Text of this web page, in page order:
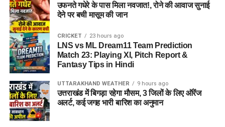
उफनते गधेरे के पास मिला नवजात!, रोने की आवाज सुनाई
देने पर बची मासूम की जान
CRICKET 23 hours ago
LNS vs ML Dream11 Team Prediction
Match 23: Playing XI, Pitch Report &
Fantasy Tips in Hindi
UTTARAKHAND WEATHER 9 hours ago
उत्तराखंड में बिगड़ा रहेगा मौसम, 3 जिलों के लिए ऑरेंज
अलर्ट, कई जगह भारी बारिश का अनुमान